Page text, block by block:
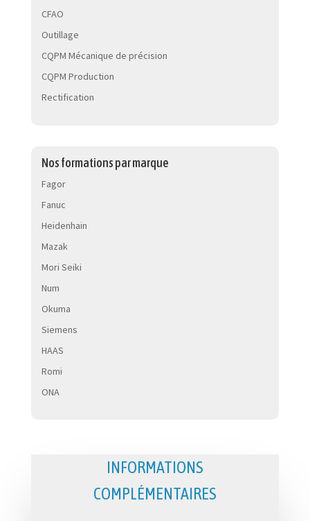
CFAO
Outillage
CQPM Mécanique de précision
CQPM Production
Rectification
Nos formations par marque
Fagor
Fanuc
Heidenhain
Mazak
Mori Seiki
Num
Okuma
Siemens
HAAS
Romi
ONA
INFORMATIONS
COMPLÉMENTAIRES